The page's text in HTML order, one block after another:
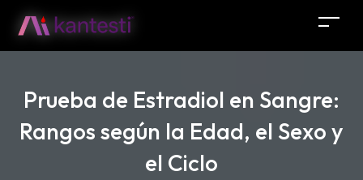
Prueba de Estradiol en Sangre:
Rangos según la Edad, el Sexo y
el Ciclo